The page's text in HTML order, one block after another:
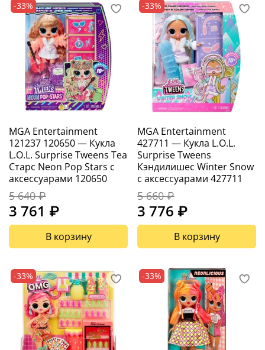
-33%
MGA Entertainment
121237 120650 — Кукла
L.O.L. Surprise Tweens Теа
Старс Neon Pop Stars с
аксессуарами 120650
5 640 ₽
3 761 ₽
В корзину
-33%
MGA Entertainment
427711 — Кукла L.O.L.
Surprise Tweens
Кэндилишес Winter Snow
с аксессуарами 427711
5 660 ₽
3 776 ₽
В корзину
-33% -33%